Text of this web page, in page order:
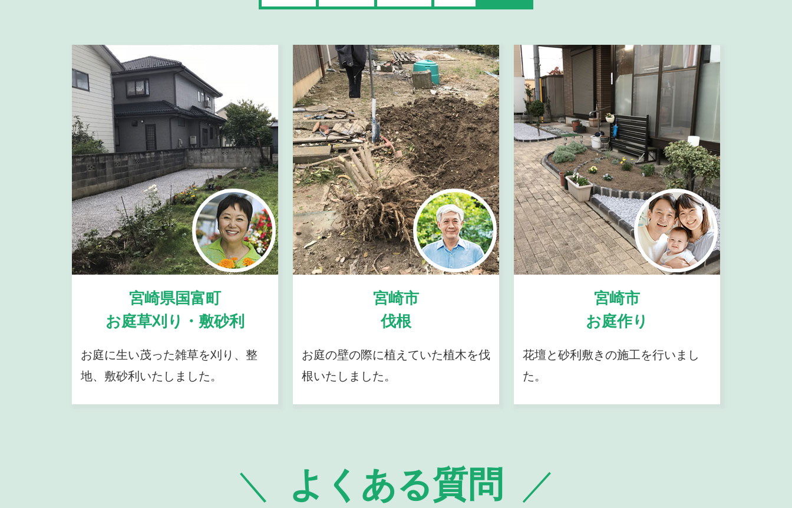
宮崎県国富町
お庭草刈り・敷砂利
お庭に生い茂った雑草を刈り、整
地、敷砂利いたしました。
宮崎市
伐根
お庭の壁の際に植えていた植木を伐
根いたしました。
宮崎市
お庭作り
花壇と砂利敷きの施工を行いまし
た。
よくある質問